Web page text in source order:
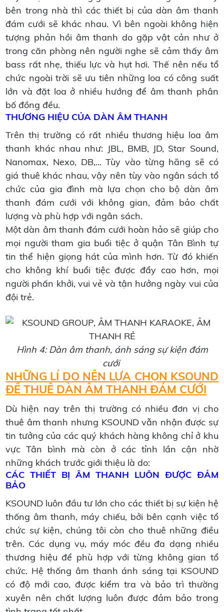
bên trong nhà thì các thiết bị của dàn âm thanh
đám cưới sẽ khác nhau. Vì bên ngoài không hiện
tượng phản hồi âm thanh do gặp vật cản như ở
trong căn phòng nên người nghe sẽ cảm thấy âm
bass rất nhẹ, thiếu lực và hụt hơi. Thế nên nếu tổ
chức ngoài trời sẽ ưu tiên những loa có công suất
lớn và đặt loa ở nhiều hướng để âm thanh phân
bố đồng đều.
THƯƠNG HIỆU CỦA DÀN ÂM THANH
Trên thị trường có rất nhiều thương hiệu loa âm
thanh khác nhau như: JBL, BMB, JD, Star Sound,
Nanomax, Nexo, DB,... Tùy vào từng hãng sẽ có
giá thuê khác nhau, vậy nên tùy vào ngân sách tổ
chức của gia đình mà lựa chọn cho bộ dàn âm
thanh đám cưới với không gian, đảm bảo chất
lượng và phù hợp với ngân sách.
Một dàn âm thanh đám cưới hoàn hảo sẽ giúp cho
mọi người tham gia buổi tiệc ở quận Tân Bình tự
tin thể hiện giọng hát của mình hơn. Từ đó khiến
cho không khí buổi tiệc được đẩy cao hơn, mọi
người phấn khởi, vui vẻ và tận hưởng ngày vui của
đội trẻ.
Hình 4: Dàn âm thanh, ánh sáng sự kiện đám
cưới
NHỮNG LÍ DO NÊN LỰA CHỌN KSOUND
ĐỂ THUÊ DÀN ÂM THANH ĐÁM CƯỚI
Dù hiện nay trên thị trường có nhiều đơn vị cho
thuê âm thanh nhưng KSOUND vẫn nhận được sự
tin tưởng của các quý khách hàng không chỉ ở khu
vực Tân bình mà còn ở các tỉnh lần cận nhờ
những khách trước giới thiệu là do:
CÁC THIẾT BỊ ÂM THANH LUÔN ĐƯỢC ĐẢM
BẢO
KSOUND luôn đầu tư lớn cho các thiết bị sự kiện hệ
thống âm thanh, máy chiếu, bởi bên cạnh việc tổ
chức sự kiện, chúng tôi còn cho thuê những điều
trên. Các dụng vụ, máy móc đều đa dạng nhiều
thương hiệu để phù hợp với từng không gian tổ
chức. Hệ thống âm thanh ánh sáng tại KSOUND
có độ mới cao, được kiểm tra và bảo trì thường
xuyên nên chất lượng luôn được đảm bảo trong